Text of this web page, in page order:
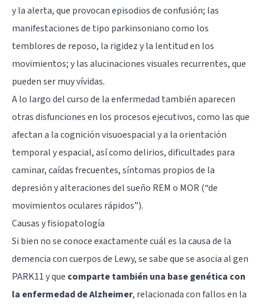
y la alerta, que provocan episodios de confusión; las
manifestaciones de tipo parkinsoniano como los
temblores de reposo, la rigidez y la lentitud en los
movimientos; y las alucinaciones visuales recurrentes, que
pueden ser muy vívidas.
A lo largo del curso de la enfermedad también aparecen
otras disfunciones en los procesos ejecutivos, como las que
afectan a la cognición visuoespacial y a la orientación
temporal y espacial, así como delirios, dificultades para
caminar, caídas frecuentes, síntomas propios de la
depresión y alteraciones delsueño REM o MOR(“de
movimientos oculares rápidos”).
Causas y fisiopatología
Si bien no se conoce exactamente cuál es la causa de la
demencia con cuerpos de Lewy, se sabe que se asocia al gen
PARK11 y que comparte también una base genética con
la enfermedad de Alzheimer, relacionada con fallos en la